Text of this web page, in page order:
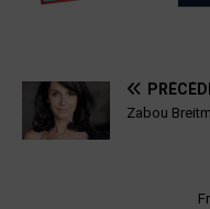
Zabou